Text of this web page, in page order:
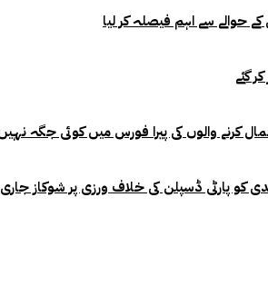
گئے
کو پارٹی ڈسپلن کی خلاف ورزی پر شوکاز جاری